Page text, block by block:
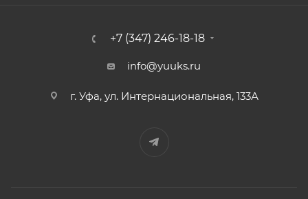
+7 (347) 246-18-18
info@yuuks.ru
г. Уфа, ул. Интернациональная, 133А